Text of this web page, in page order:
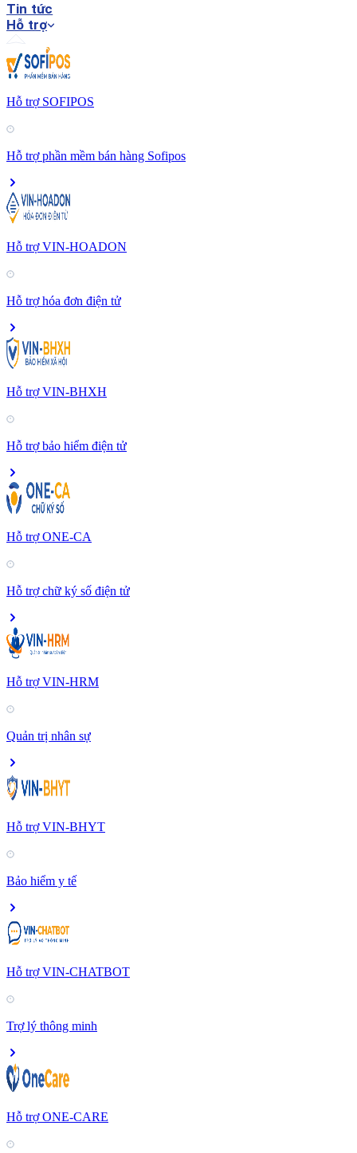
Tin tức
Hỗ trợ
Hỗ trợ SOFIPOS
Hỗ trợ phần mềm bán hàng Sofipos
Hỗ trợ VIN-HOADON
Hỗ trợ hóa đơn điện tử
Hỗ trợ VIN-BHXH
Hỗ trợ bảo hiểm điện tử
Hỗ trợ ONE-CA
Hỗ trợ chữ ký số điện tử
Hỗ trợ VIN-HRM
Quản trị nhân sự
Hỗ trợ VIN-BHYT
Bảo hiểm y tế
Hỗ trợ VIN-CHATBOT
Trợ lý thông minh
Hỗ trợ ONE-CARE